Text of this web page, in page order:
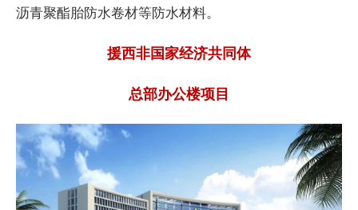
沥青聚酯胎防水卷材等防水材料。
援西非国家经济共同体
总部办公楼项目